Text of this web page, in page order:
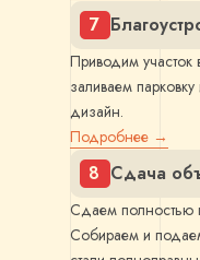
7
Приводим участок
заливаем
дизайн.
Подробнее →
8 Сдача
Сдаем полностью
Собираем и